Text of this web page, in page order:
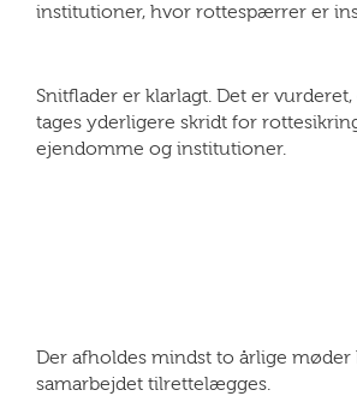
institutioner, hvor rottespærrer er
Snitflader er klarlagt. Det er
tages yderligere skridt for
ejendomme og institutioner.
Der afholdes mindst to årlige møder
samarbejdet tilrettelægges.